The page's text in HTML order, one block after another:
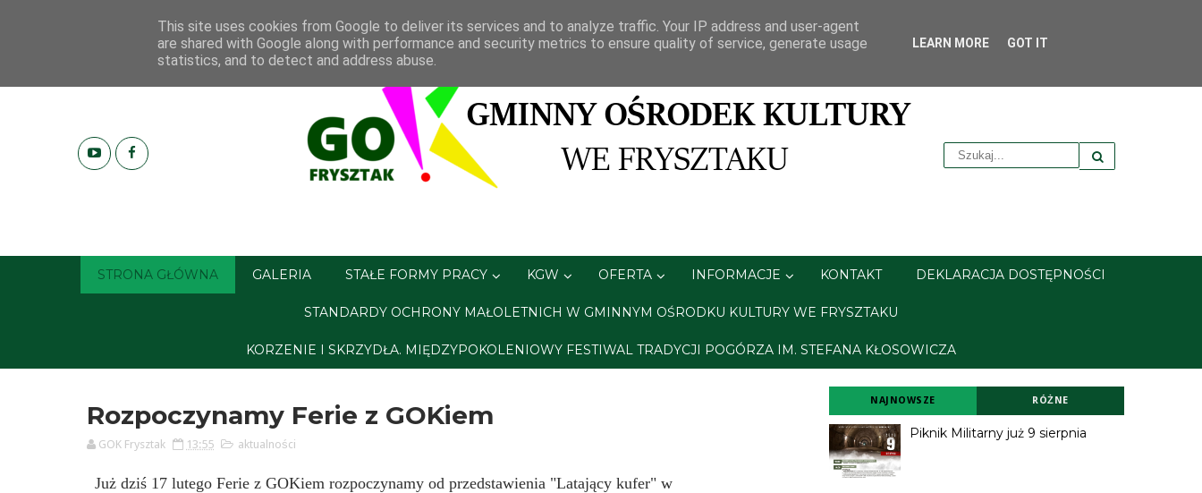
STRONA GŁÓWNA GALERIA STAŁE FORMY PRACY KGW OFERTA INFORMACJE KONTAKT DEKLARACJA DOSTĘPNOŚCI
STANDARDY OCHRONY MAŁOLETNICH W GMINNYM OŚRODKU KULTURY WE FRYSZTAKU
KORZENIE I SKRZYDŁA. MIĘDZYPOKOLENIOWY FESTIWAL TRADYCJI POGÓRZA IM. STEFANA KŁOSOWICZA
Rozpoczynamy Ferie z GOKiem
GOK Frysztak 13:55 aktualności
Już dziś 17 lutego Ferie z GOKiem rozpoczynamy od przedstawienia "Latający kufer" w
NAJNOWSZE RÓŻNE
Piknik Militarny już 9 sierpnia
This site uses cookies from Google to deliver its services and to analyze traffic. Your IP address and user-agent
are shared with Google along with performance and security metrics to ensure quality of service, generate usage
statistics, and to detect and address abuse.
LEARN MORE GOT IT